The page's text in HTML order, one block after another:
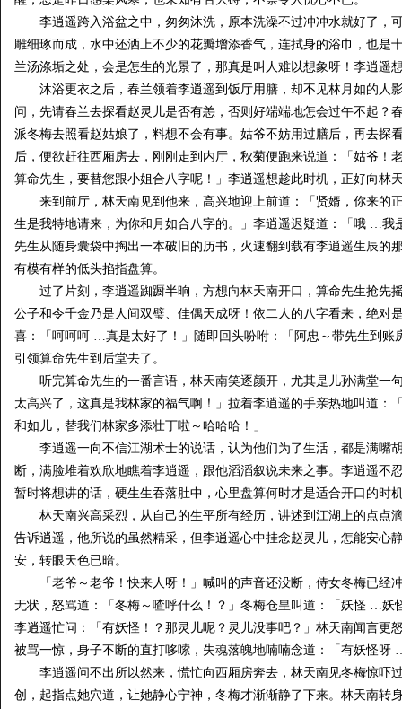
李逍遥跨入浴盆之中，匆匆沐洗，原本洗澡不过冲冲水就好了，
雕细琢而成，水中还洒上不少的花瓣增添香气，连拭身的浴巾，也是
兰汤涤垢之处，会是怎生的光景了，那真是叫人难以想象呀！李逍遥
沐浴更衣之后，春兰领着李逍遥到饭厅用膳，却不见林月如的人
问，先请春兰去探看赵灵儿是否有恙，否则好端端地怎会过午不起？
派冬梅去照看赵姑娘了，料想不会有事。姑爷不妨用过膳后，再去探
后，便欲赶往西厢房去，刚刚走到内厅，秋菊便跑来说道：「姑爷！
算命先生，要替您跟小姐合八字呢！」李逍遥想趁此时机，正好向林
来到前厅，林天南见到他来，高兴地迎上前道：「贤婿，你来的
生是我特地请来，为你和月如合八字的。」李逍遥迟疑道：「哦 …我
先生从随身囊袋中掏出一本破旧的历书，火速翻到载有李逍遥生辰
有模有样的低头掐指盘算。
过了片刻，李逍遥踟蹰半晌，方想向林天南开口，算命先生抢先
公子和令千金乃是人间双璧、佳偶天成呀！依二人的八字看来，绝对
喜：「呵呵呵 …真是太好了！」随即回头吩咐：「阿忠～带先生到
引领算命先生到后堂去了。
听完算命先生的一番言语，林天南笑逐颜开，尤其是儿孙满堂一
太高兴了，这真是我林家的福气啊！」拉着李逍遥的手亲热地叫道：
和如儿，替我们林家多添壮丁啦～哈哈哈！」
李逍遥一向不信江湖术士的说话，认为他们为了生活，都是满嘴
断，满脸堆着欢欣地瞧着李逍遥，跟他滔滔叙说未来之事。李逍遥不
暂时将想讲的话，硬生生吞落肚中，心里盘算何时才是适合开口的时
林天南兴高采烈，从自己的生平所有经历，讲述到江湖上的点点
告诉逍遥，他所说的虽然精采，但李逍遥心中挂念赵灵儿，怎能安心
安，转眼天色已暗。
「老爷～老爷！快来人呀！」喊叫的声音还没断，侍女冬梅已经
无状，怒骂道：「冬梅～喳呼什么！？」冬梅仓皇叫道：「妖怪 …
李逍遥忙问：「有妖怪！？那灵儿呢？灵儿没事吧？」林天南闻言更
被骂一惊，身子不断的直打哆嗦，失魂落魄地喃喃念道：「有妖怪
李逍遥问不出所以然来，慌忙向西厢房奔去，林天南见冬梅惊吓
创，起指点她穴道，让她静心宁神，冬梅才渐渐静了下来。林天南转